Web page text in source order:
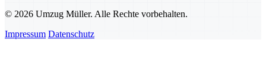
© 2026 Umzug Müller. Alle Rechte vorbehalten.
Impressum Datenschutz